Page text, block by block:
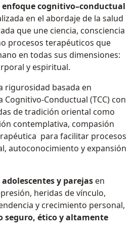
enfoque cognitivo–conductual
en el abordaje de la salud
que une ciencia, consciencia
procesos terapéuticos que
en todas sus dimensiones:
y espiritual.
rigurosidad basada en
Cognitivo-Conductual (TCC) con
de tradición oriental como
contemplativa, compasión
para facilitar procesos
autoconocimiento y expansión
y parejas en
heridas de vínculo,
y crecimiento personal,
seguro, ético y altamente